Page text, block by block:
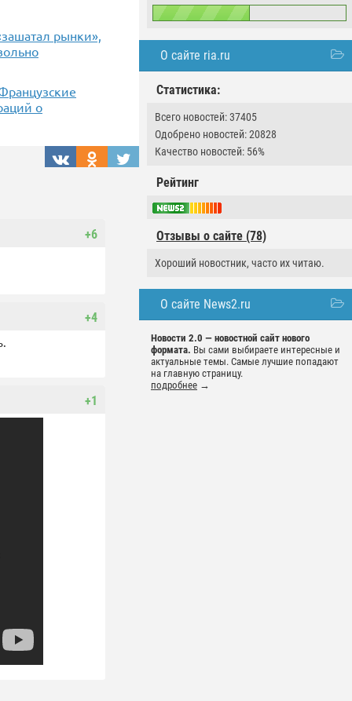
О сайте ria.ru
Статистика:
Всего новостей: 37405
Одобрено новостей: 20828
Качество новостей: 56%
Рейтинг
Отзывы о сайте (78)
Хороший новостник, часто их читаю.
О сайте News2.ru
Новости 2.0 — новостной сайт нового
формата. Вы сами выбираете интересные и
актуальные темы. Самые лучшие попадают
на главную страницу.
подробнее →
рынки»,
о
+6
+4
+1